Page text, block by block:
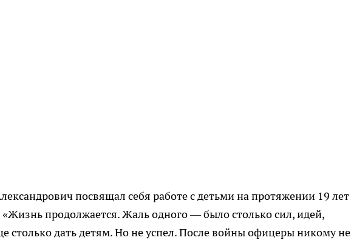
посвящал себя работе с детьми на протяжении 19 лет
продолжается. Жаль одного — было столько сил, идей,
столько дать детям. Но не успел. После войны офицеры никому не